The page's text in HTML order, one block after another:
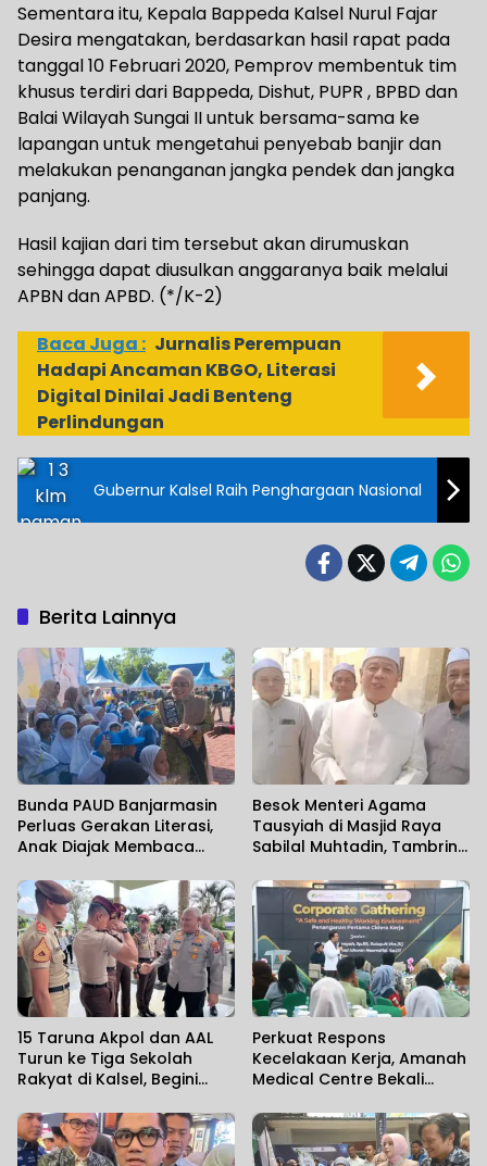
Sementara itu, Kepala Bappeda Kalsel Nurul Fajar
Desira mengatakan, berdasarkan hasil rapat pada
tanggal 10 Februari 2020, Pemprov membentuk tim
khusus terdiri dari Bappeda, Dishut, PUPR , BPBD dan
Balai Wilayah Sungai II untuk bersama-sama ke
lapangan untuk mengetahui penyebab banjir dan
melakukan penanganan jangka pendek dan jangka
panjang.
Hasil kajian dari tim tersebut akan dirumuskan
sehingga dapat diusulkan anggaranya baik melalui
APBN dan APBD. (*/K-2)
Baca Juga : Jurnalis Perempuan
Hadapi Ancaman KBGO, Literasi
Digital Dinilai Jadi Benteng
Perlindungan
Gubernur Kalsel Raih Penghargaan Nasional
Berita Lainnya
Bunda PAUD Banjarmasin
Perluas Gerakan Literasi,
Anak Diajak Membaca
Besok Menteri Agama
Tausyiah di Masjid Raya
Sabilal Muhtadin, Tambrin
Jamaah Hadir
15 Taruna Akpol dan AAL
Turun ke Tiga Sekolah
Rakyat di Kalsel, Begini
Perkuat Respons
Kecelakaan Kerja, Amanah
Medical Centre Bekali
Cedera Sejak Menit
Pertama